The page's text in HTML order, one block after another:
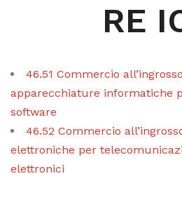
RE
46.51 Commercio
apparecchiature informatiche
software
46.52 Commercio
elettroniche per
elettronici